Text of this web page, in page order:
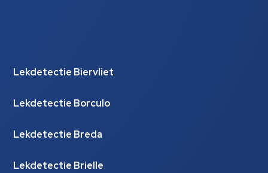
Lekdetectie Biervliet
Lekdetectie Borculo
Lekdetectie Breda
Lekdetectie Brielle